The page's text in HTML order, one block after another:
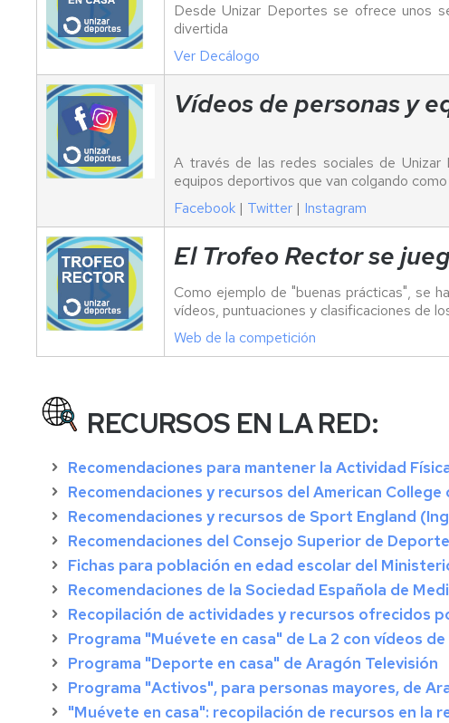
Desde Unizar Deportes se ofrece unos
divertida
Ver Decálogo
Vídeos de personas y
A través de las redes sociales de Unizar
equipos deportivos que van colgando
Facebook | Twitter | Instagram
El Trofeo Rector se
Como ejemplo de "buenas prácticas", se
vídeos, puntuaciones y clasificaciones de
Web de la competición
RECURSOS EN LA RED:
Recomendaciones para mantener la Actividad
Recomendaciones y recursos del American
Recomendaciones y recursos de Sport England
Recomendaciones del Consejo Superior de
Fichas para población en edad escolar del
Recomendaciones de la Sociedad Española de
Recopilación de actividades y recursos ofrecidos
Programa "Muévete en casa" de La 2 con vídeos
Programa "Deporte en casa" de Aragón Televisión
Programa "Activos", para personas mayores, de
"Muévete en casa": recopilación de recursos en la